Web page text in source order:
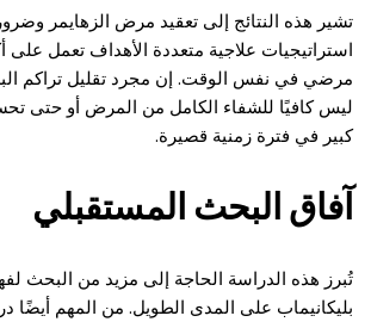
تشير هذه النتائج إلى تعقيد مرض الزهايمر
استراتيجيات علاجية متعددة الأهداف تعمل على
مرضي في نفس الوقت. إن مجرد تقليل تراكم
ليس كافيًا للشفاء الكامل من المرض أو حتى
كبير في فترة زمنية قصيرة.
آفاق البحث المستقبلي
تُبرز هذه الدراسة الحاجة إلى مزيد من البحث
بليكانيماب على المدى الطويل. من المهم أيضًا